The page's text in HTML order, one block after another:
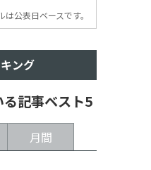
公表日ベースです。
ング
る記事ベスト5
月間